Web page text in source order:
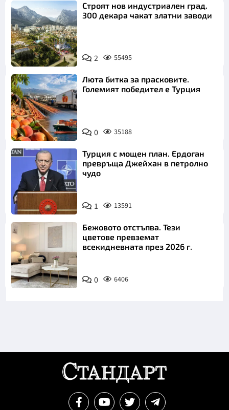
Строят нов индустриален град.
300 декара чакат златни заводи
2 55495
Люта битка за прасковите.
Големият победител е Турция
0 35188
Турция с мощен план. Ердоган
превръща Джейхан в петролно
чудо
1 13591
Бежовото отстъпва. Тези
цветове превземат
всекидневната през 2026 г.
0 6406